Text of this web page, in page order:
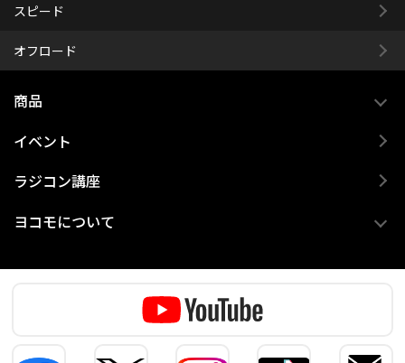
スピード
オフロード
商品
イベント
ラジコン講座
ヨコモについて